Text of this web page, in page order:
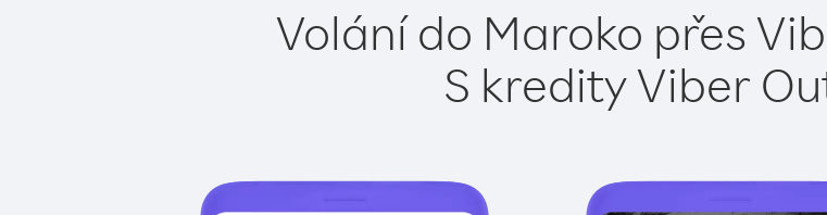
Volání do Maroko přes
S kredity Viber